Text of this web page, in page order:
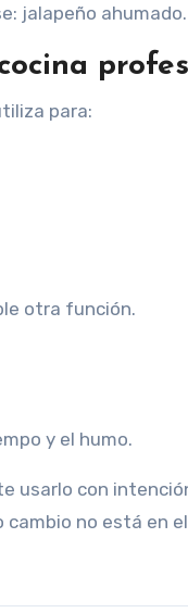
jalapeño ahumado.
para:
otra función.
y el humo.
usarlo con
cambio no está en